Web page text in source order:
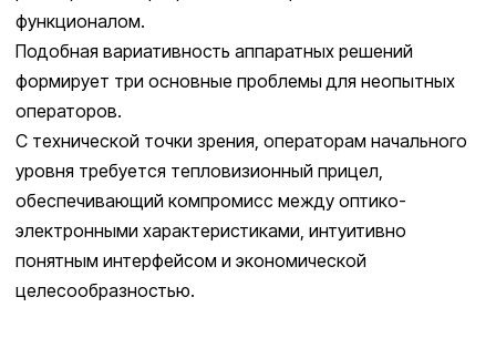
функционалом.
Подобная вариативность аппаратных решений
формирует три основные проблемы для неопытных
операторов.
С технической точки зрения, операторам начального
уровня требуется тепловизионный прицел,
обеспечивающий компромисс между оптико-
электронными характеристиками, интуитивно
понятным интерфейсом и экономической
целесообразностью.